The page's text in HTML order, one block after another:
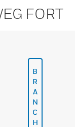
FORT
B
R
A
N
C
H